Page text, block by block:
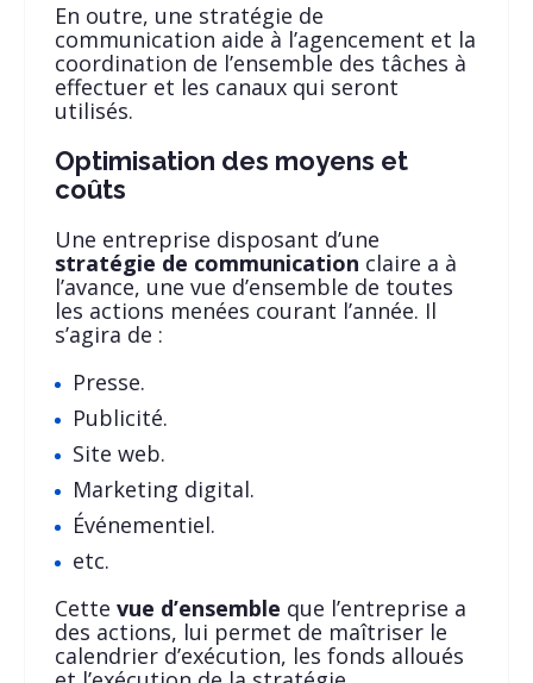
En outre, une stratégie de
communication aide à l’agencement et la
coordination de l’ensemble des tâches à
effectuer et les canaux qui seront
utilisés.
Optimisation des moyens et
coûts
Une entreprise disposant d’une
stratégie de communication claire a à
l’avance, une vue d’ensemble de toutes
les actions menées courant l’année. Il
s’agira de :
Presse.
Publicité.
Site web.
Marketing digital.
Événementiel.
etc.
Cette vue d’ensemble que l’entreprise a
des actions, lui permet de maîtriser le
calendrier d’exécution, les fonds alloués